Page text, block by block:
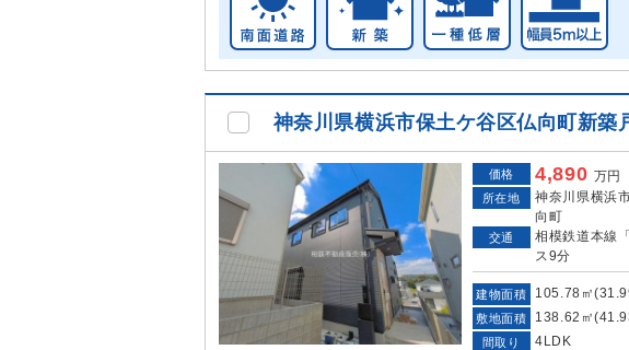
神奈川県横浜市保土ケ谷区仏向町新築
価格 4,890 万円
所在地
神奈川県横浜
向町
交通
相模鉄道本線
ス9分
建物面積 105.78㎡
敷地面積 138.62㎡
間取り 4LDK